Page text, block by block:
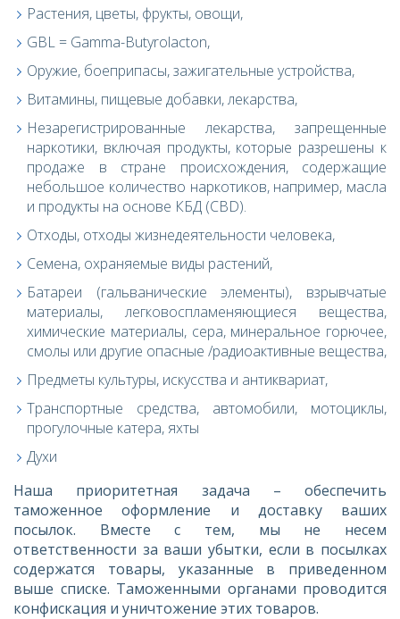
Растения, цветы, фрукты, овощи,
GBL = Gamma-Butyrolacton,
Оружие, боеприпасы, зажигательные устройства,
Витамины, пищевые добавки, лекарства,
Незарегистрированные лекарства, запрещенные
наркотики, включая продукты, которые разрешены к
продаже в стране происхождения, содержащие
небольшое количество наркотиков, например, масла
и продукты на основе КБД (CBD).
Отходы, отходы жизнедеятельности человека,
Семена, охраняемые виды растений,
Батареи (гальванические элементы), взрывчатые
материалы, легковоспламеняющиеся вещества,
химические материалы, сера, минеральное горючее,
смолы или другие опасные /радиоактивные вещества,
Предметы культуры, искусства и антиквариат,
Транспортные средства, автомобили, мотоциклы,
прогулочные катера, яхты
Духи
Наша приоритетная задача – обеспечить
таможенное оформление и доставку ваших
посылок. Вместе с тем, мы не несем
ответственности за ваши убытки, если в посылках
содержатся товары, указанные в приведенном
выше списке. Таможенными органами проводится
конфискация и уничтожение этих товаров.